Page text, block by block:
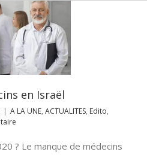
en Israël
| A LA UNE, ACTUALITES, Edito,
? Le manque de médecins